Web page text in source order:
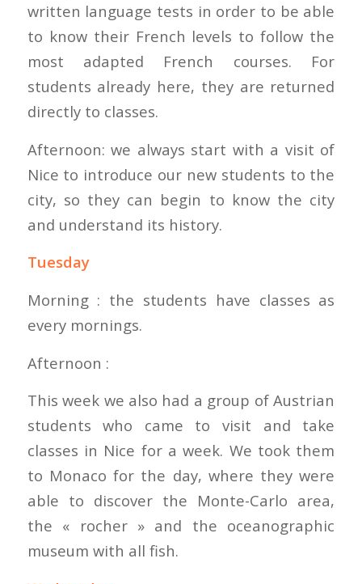
written language tests in order to be able
to know their French levels to follow the
most adapted French courses. For
students already here, they are returned
directly to classes.
Afternoon: we always start with a visit of
Nice to introduce our new students to the
city, so they can begin to know the city
and understand its history.
Tuesday
Morning : the students have classes as
every mornings.
Afternoon :
This week we also had a group of Austrian
students who came to visit and take
classes in Nice for a week. We took them
to Monaco for the day, where they were
able to discover the Monte-Carlo area,
the « rocher » and the oceanographic
museum with all fish.